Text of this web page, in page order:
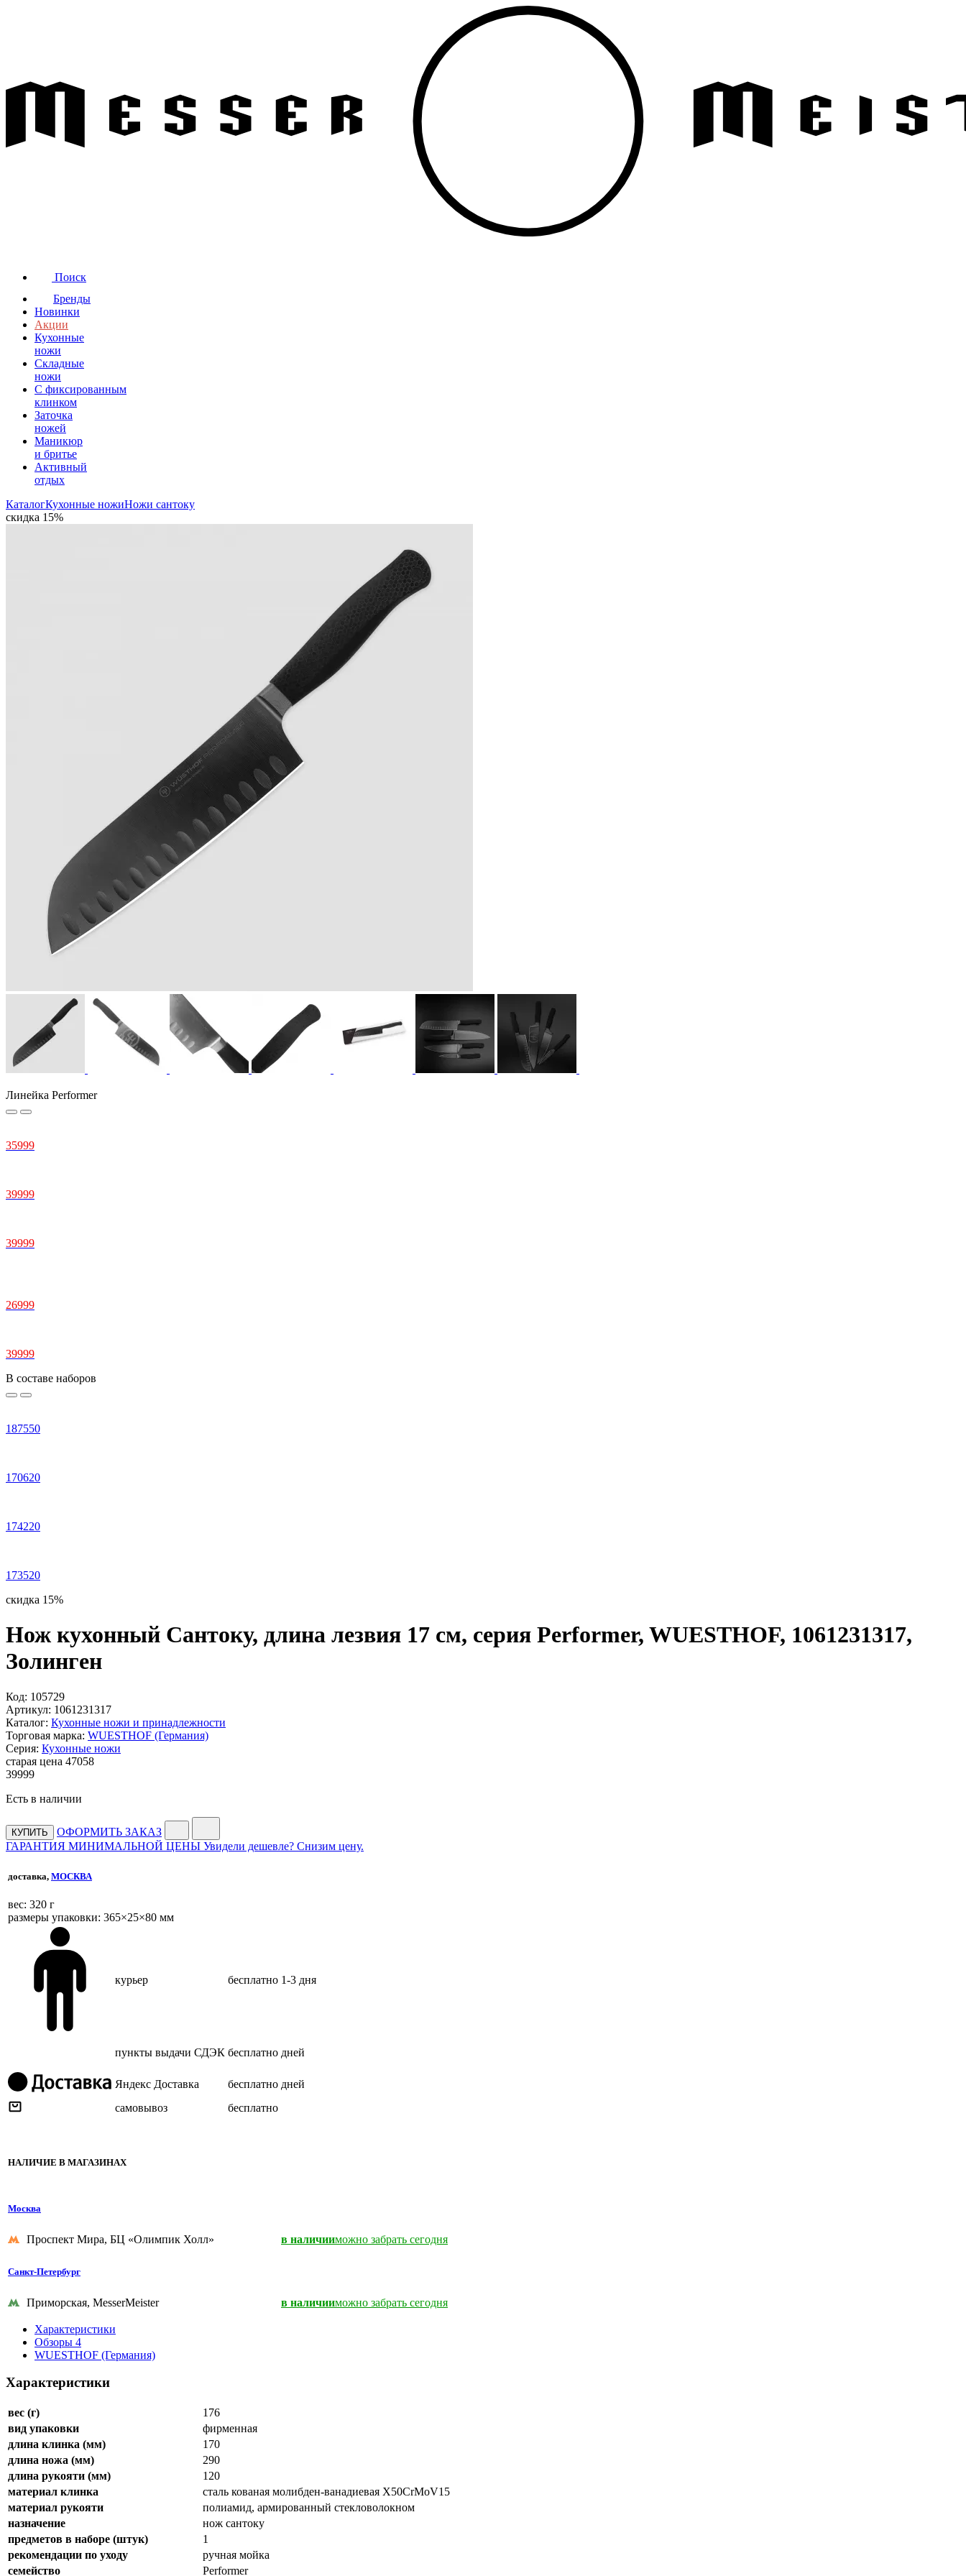
Поиск
Бренды
Новинки
Акции
Кухонные
ножи
Складные
ножи
C фиксированным
клинком
Заточка
ножей
Маникюр
и бритье
Активный
отдых
КаталогКухонные ножиНожи сантоку
скидка 15%
Линейка Performer
35999
39999
39999
26999
39999
В составе наборов
187550
170620
174220
173520
скидка 15%
Нож кухонный Сантоку, длина лезвия 17 см, серия Performer, WUESTHOF, 1061231317,
Золинген
Код: 105729
Артикул: 1061231317
Каталог: Кухонные ножи и принадлежности
Торговая марка: WUESTHOF (Германия)
Серия: Кухонные ножи
старая цена 47058
39999
Есть в наличии
КУПИТЬ
ОФОРМИТЬ ЗАКАЗ
ГАРАНТИЯ МИНИМАЛЬНОЙ ЦЕНЫ Увидели дешевле? Снизим цену.
доставка, МОСКВА
веc: 320 г
размеры упаковки: 365×25×80 мм
курьер бесплатно 1-3 дня
пункты выдачи СДЭК бесплатно дней
Яндекс Доставка бесплатно дней
самовывоз
бесплатно
НАЛИЧИЕ В МАГАЗИНАХ
Москва
Проспект Мира, БЦ «Олимпик Холл» в наличииможно забрать сегодня
Санкт-Петербург
Приморская, MesserMeister в наличииможно забрать сегодня
Характеристики
Обзоры 4
WUESTHOF (Германия)
Характеристики
вес (г)
176
вид упаковки
фирменная
длина клинка (мм)
170
длина ножа (мм)
290
длина рукояти (мм)
120
материал клинка
сталь кованая молибден-ванадиевая X50CrMoV15
материал рукояти
полиамид, армированный стекловолокном
назначение
нож сантоку
предметов в наборе (штук)
1
рекомендации по уходу
ручная мойка
семейство
Performer